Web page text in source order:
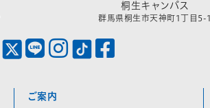
桐生キャンパス
群馬県桐生市天神町1丁目5-1
ご案内